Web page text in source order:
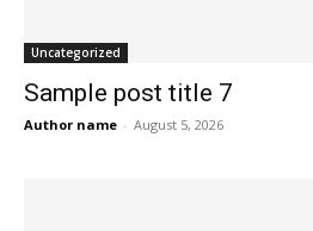
Uncategorized
Sample post title 7
Author name - August 5, 2026